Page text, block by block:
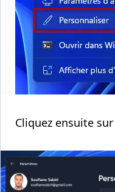
Cliquez ensuite